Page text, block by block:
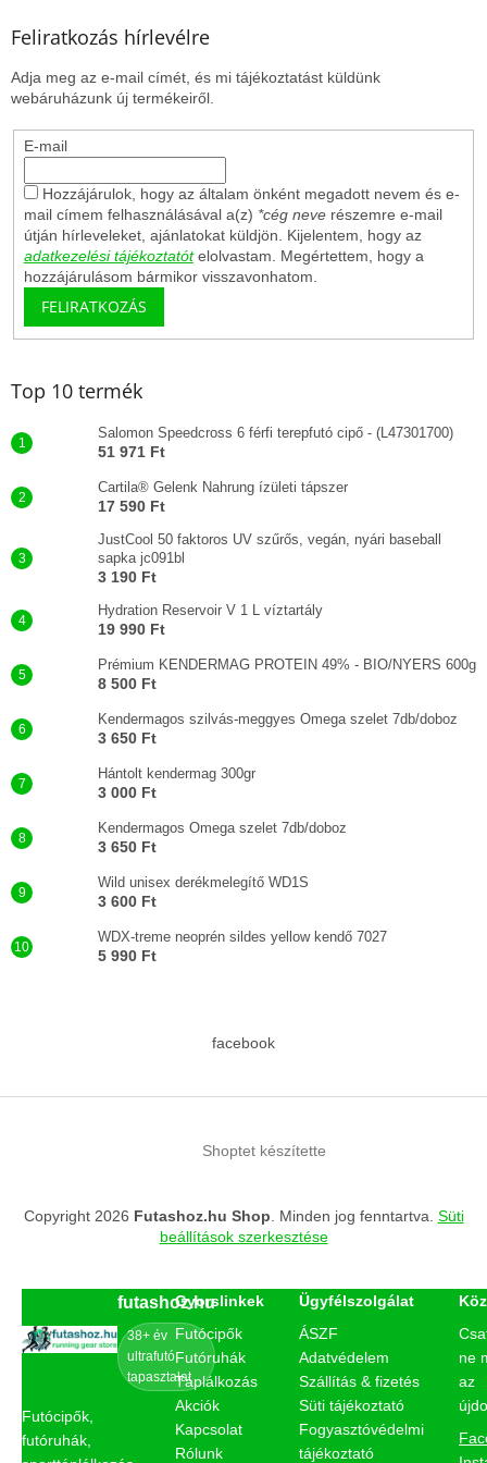
Feliratkozás hírlevélre
Adja meg az e-mail címét, és mi tájékoztatást küldünk
webáruházunk új termékeiről.
E-mail
Hozzájárulok, hogy az általam önként megadott nevem és e-
mail címem felhasználásával a(z) *cég neverészemre e-mail
útján hírleveleket, ajánlatokat küldjön. Kijelentem, hogy az
adatkezelési tájékoztatót elolvastam. Megértettem, hogy a
hozzájárulásom bármikor visszavonhatom.
FELIRATKOZÁS
Top 10 termék
Salomon Speedcross 6 férfi terepfutó cipő - (L47301700)
51 971 Ft
Cartila® Gelenk Nahrung ízületi tápszer
17 590 Ft
JustCool 50 faktoros UV szűrős, vegán, nyári baseball
sapka jc091bl
3 190 Ft
Hydration Reservoir V 1 L víztartály
19 990 Ft
Prémium KENDERMAG PROTEIN 49% - BIO/NYERS 600g
8 500 Ft
Kendermagos szilvás-meggyes Omega szelet 7db/doboz
3 650 Ft
Hántolt kendermag 300gr
3 000 Ft
Kendermagos Omega szelet 7db/doboz
3 650 Ft
Wild unisex derékmelegítő WD1S
3 600 Ft
WDX-treme neoprén sildes yellow kendő 7027
5 990 Ft
facebook
Shoptet készítette
Copyright 2026 Futashoz.hu Shop . Minden jog fenntartva. Süti
beállítások szerkesztése
futashoz.hu
38+ év
ultrafutó
tapasztalat
Futócipők,
futóruhák,
Gyorslinkek
Futócipők
Futóruhák
Táplálkozás
Akciók
Kapcsolat
Rólunk
Ügyfélszolgálat
ÁSZF
Adatvédelem
Szállítás & fizetés
Süti tájékoztató
Fogyasztóvédelmi
tájékoztató
ne
az